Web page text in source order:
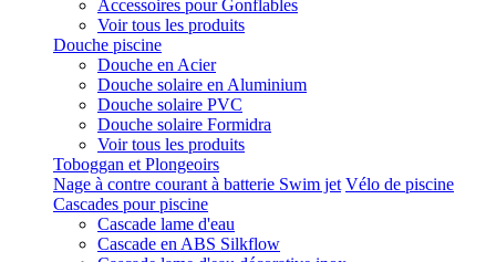
Accessoires pour Gonflables
Voir tous les produits
Douche piscine
Douche en Acier
Douche solaire en Aluminium
Douche solaire PVC
Douche solaire Formidra
Voir tous les produits
Toboggan et Plongeoirs
Nage à contre courant à batterie Swim jet Vélo de piscine
Cascades pour piscine
Cascade lame d'eau
Cascade en ABS Silkflow